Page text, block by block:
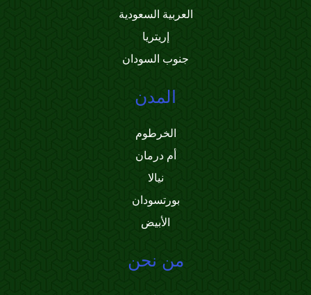
العربية السعودية
إريتريا
جنوب السودان
المدن
الخرطوم
أم درمان
نيالا
بورتسودان
الأبيض
من نحن